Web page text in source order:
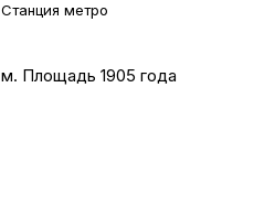
Станция метро
м. Площадь 1905 года